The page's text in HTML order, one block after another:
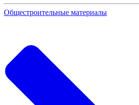
Общестроительные материалы